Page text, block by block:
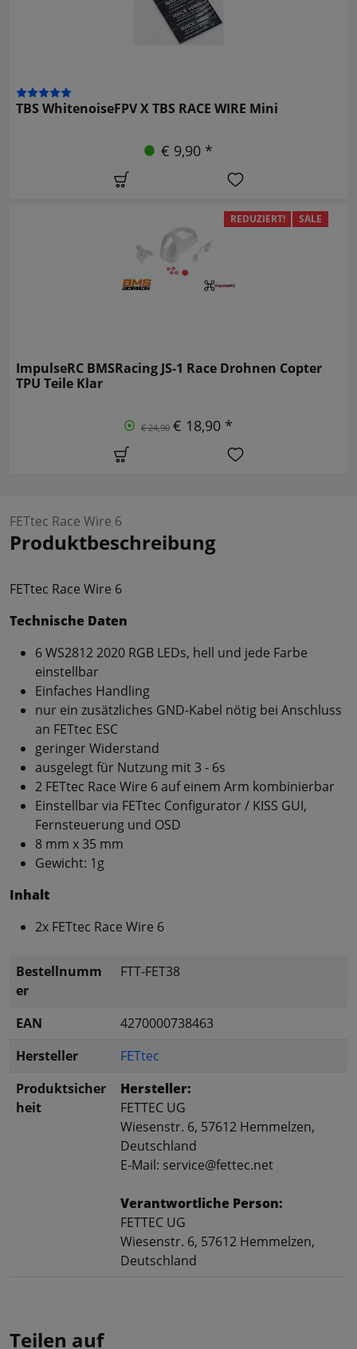
TBS WhitenoiseFPV X TBS RACE WIRE Mini
€ 9,90 *
REDUZIERT! SALE
ImpulseRC BMSRacing JS-1 Race Drohnen Copter
TPU Teile Klar
€ 24,90 € 18,90 *
FETtec Race Wire 6
Produktbeschreibung
FETtec Race Wire 6
Technische Daten
6 WS2812 2020 RGB LEDs, hell und jede Farbe
einstellbar
Einfaches Handling
nur ein zusätzliches GND-Kabel nötig bei Anschluss
an FETtec ESC
geringer Widerstand
ausgelegt für Nutzung mit 3 - 6s
2 FETtec Race Wire 6 auf einem Arm kombinierbar
Einstellbar via FETtec Configurator / KISS GUI,
Fernsteuerung und OSD
8 mm x 35 mm
Gewicht: 1g
Inhalt
2x FETtec Race Wire 6
Bestellnumm
er
FTT-FET38
EAN
4270000738463
Hersteller
FETtec
Produktsicher
heit
Hersteller:
FETTEC UG
Wiesenstr. 6, 57612 Hemmelzen,
Deutschland
E-Mail: service@fettec.net
Verantwortliche Person:
FETTEC UG
Wiesenstr. 6, 57612 Hemmelzen,
Deutschland
Teilen auf